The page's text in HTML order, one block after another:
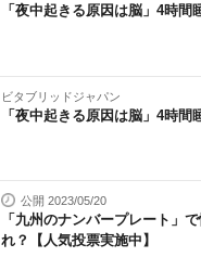
「夜中起きる原因は脳」4時間
ビタブリッドジャパン
「夜中起きる原因は脳」4時間
公開 2023/05/20
「九州のナンバープレート」
れ？【人気投票実施中】